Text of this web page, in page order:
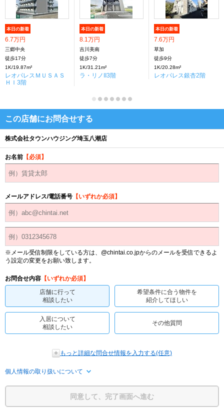
本日の新着
6.7万円
三郷中央
徒歩17分
1K/19.87m²
レオパレスＭＵＳＡＳ
ＨＩ3階
本日の新着
8.1万円
吉川美南
徒歩7分
1K/31.21m²
ラ・リノII3階
本日の新着
7.6万円
草加
徒歩9分
1K/20.28m²
レオパレス銀杏2階
この店舗にお問合せする
株式会社タウンハウジング埼玉八潮店
お名前 【必須】
メールアドレス/電話番号 【いずれか必須】
※メール受信制限をしている方は、@chintai.co.jpからのメールを受信できるよ
う設定の変更をお願い致します。
お問合せ内容 【いずれか必須】
店舗に行って
相談したい
希望条件に合う物件を
紹介してほしい
入居について
相談したい
その他質問
もっと詳細な問合せ情報を入力する(任意)
個人情報の取り扱いについて
同意して、完了画面へ進む